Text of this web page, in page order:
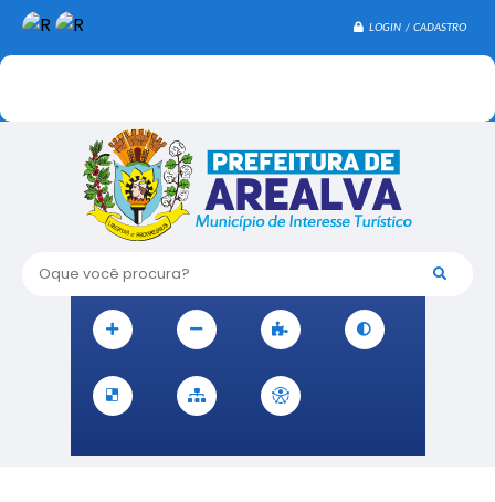
LOGIN / CADASTRO
Oque você procura?